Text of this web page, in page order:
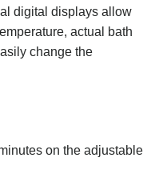
digital displays allow
actual bath
change the
on the adjustable